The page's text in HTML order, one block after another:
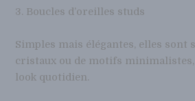
3. Boucles d’oreilles studs
Simples mais élégantes, elles sont
cristaux ou de motifs
look quotidien.